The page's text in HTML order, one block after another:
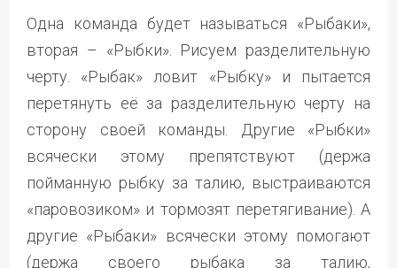
Одна команда будет называться «Рыбаки»,
вторая – «Рыбки». Рисуем разделительную
черту. «Рыбак» ловит «Рыбку» и пытается
перетянуть её за разделительную черту на
сторону своей команды. Другие «Рыбки»
всячески этому препятствуют (держа
пойманную рыбку за талию, выстраиваются
«паровозиком» и тормозят перетягивание). А
другие «Рыбаки» всячески этому помогают
(держа своего рыбака за талию,